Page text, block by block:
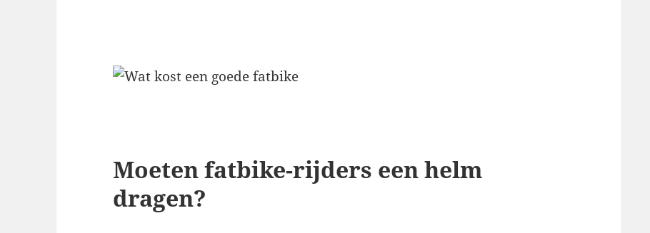
Moeten fatbike-rijders een helm
dragen?